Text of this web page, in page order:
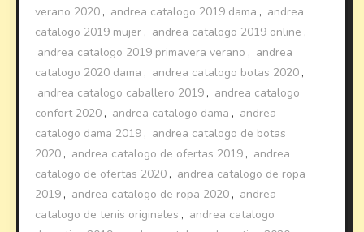
verano 2020 , andrea catalogo 2019 dama , andrea
catalogo 2019 mujer , andrea catalogo 2019 online ,
andrea catalogo 2019 primavera verano , andrea
catalogo 2020 dama , andrea catalogo botas 2020 ,
andrea catalogo caballero 2019 , andrea catalogo
confort 2020 , andrea catalogo dama , andrea
catalogo dama 2019 , andrea catalogo de botas
2020 , andrea catalogo de ofertas 2019 , andrea
catalogo de ofertas 2020 , andrea catalogo de ropa
2019 , andrea catalogo de ropa 2020 , andrea
catalogo de tenis originales , andrea catalogo